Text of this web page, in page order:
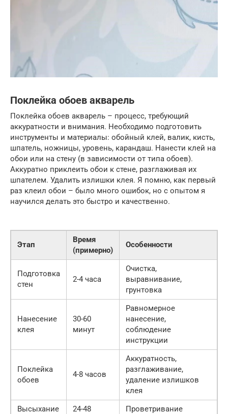
Поклейка обоев акварель
Поклейка обоев акварель – процесс, требующий
аккуратности и внимания. Необходимо подготовить
инструменты и материалы: обойный клей, валик, кисть,
шпатель, ножницы, уровень, карандаш. Нанести клей на
обои или на стену (в зависимости от типа обоев).
Аккуратно приклеить обои к стене, разглаживая их
шпателем. Удалить излишки клея. Я помню, как первый
раз клеил обои – было много ошибок, но с опытом я
научился делать это быстро и качественно.
Этап
Время
(примерно)
Особенности
Подготовка
стен
2-4 часа
Очистка,
выравнивание,
грунтовка
Нанесение
клея
30-60
минут
Равномерное
нанесение,
соблюдение
инструкции
Поклейка
обоев
4-8 часов
Аккуратность,
разглаживание,
удаление излишков
клея
Высыхание
24-48
Проветривание